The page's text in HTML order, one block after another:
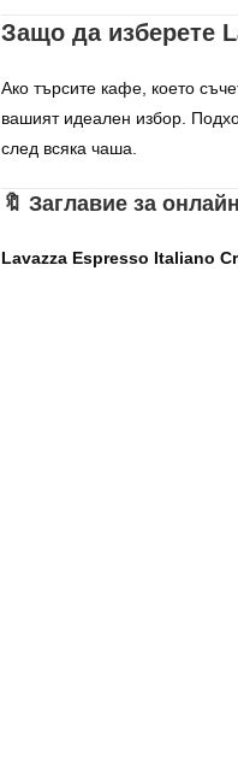
Защо да изберете
Ако търсите кафе, което
вашият идеален избор.
след всяка чаша.
🔖 Заглавие за
Lavazza Espresso Italiano